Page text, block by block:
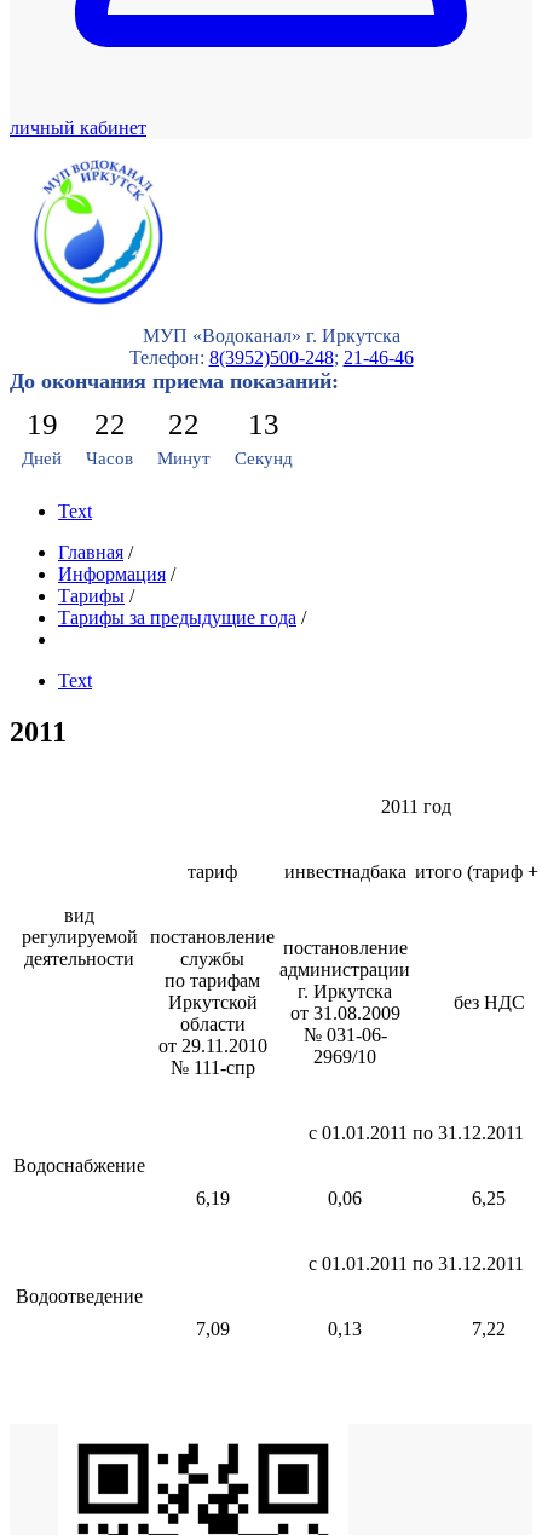
личный кабинет
МУП «Водоканал» г. Иркутска
Телефон: 8(3952)500-248; 21-46-46
До окончания приема показаний:
19
Дней
22
Часов
22
Минут
12
Секунд
Text
Главная /
Информация /
Тарифы /
Тарифы за предыдущие года /
Text
2011
вид
регулируемой
деятельности
2011 год
тариф инвестнадбака итого (тариф
постановление
службы
по тарифам
Иркутской
области
от 29.11.2010
№ 111-спр
постановление
администрации
г. Иркутска
от 31.08.2009
№ 031-06-
2969/10
без НДС
Водоснабжение
с 01.01.2011 по 31.12.2011
6,19 0,06 6,25
Водоотведение
с 01.01.2011 по 31.12.2011
7,09 0,13 7,22